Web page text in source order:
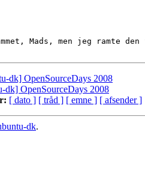
Mads, men jeg ramte
dk] OpenSourceDays 2008
dk] OpenSourceDays 2008
[ dato ] [ tråd ] [ emne ] [ afsender ]
dk.